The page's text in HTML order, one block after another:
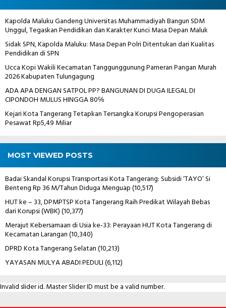
Kapolda Maluku Gandeng Universitas Muhammadiyah Bangun SDM
Unggul, Tegaskan Pendidikan dan Karakter Kunci Masa Depan Maluk
Sidak SPN, Kapolda Maluku: Masa Depan Polri Ditentukan dari Kualitas
Pendidikan di SPN
Ucca Kopi Wakili Kecamatan Tanggunggunung Pameran Pangan Murah
2026 Kabupaten Tulungagung
ADA APA DENGAN SATPOL PP? BANGUNAN DI DUGA ILEGAL DI
CIPONDOH MULUS HINGGA 80℅
Kejari Kota Tangerang Tetapkan Tersangka Korupsi Pengoperasian
Pesawat Rp5,49 Miliar
MOST VIEWED POSTS
Badai Skandal Korupsi Transportasi Kota Tangerang: Subsidi ‘TAYO’ Si
Benteng Rp 36 M/Tahun Diduga Menguap(10,517)
HUT ke – 33, DPMPTSP Kota Tangerang Raih Predikat Wilayah Bebas
dari Korupsi (WBK)(10,377)
Merajut Kebersamaan di Usia ke-33: Perayaan HUT Kota Tangerang di
Kecamatan Larangan(10,340)
DPRD Kota Tangerang Selatan(10,213)
YAYASAN MULYA ABADI PEDULI(6,112)
Invalid slider id. Master Slider ID must be a valid number.